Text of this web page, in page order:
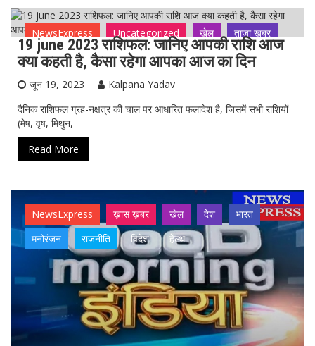
NewsExpress Uncategorized खेल
ताजा ख़बर
देश
भारत मनोरंजन राजनीति विदेश हेल्थ
19 june 2023 राशिफल: जानिए आपकी राशि आज
क्या कहती है, कैसा रहेगा आपका आज का दिन
जून 19, 2023
Kalpana Yadav
दैनिक राशिफल ग्रह-नक्षत्र की चाल पर आधारित फलादेश है, जिसमें सभी राशियों
(मेष, वृष, मिथुन,
Read More
NewsExpress ख़ास ख़बर खेल देश
भारत
मनोरंजन
राजनीति विदेश हेल्थ